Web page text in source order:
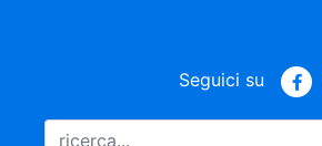
Seguici su